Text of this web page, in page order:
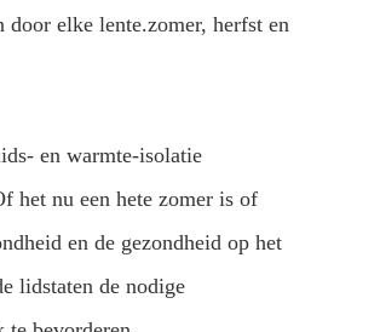
door elke lente.zomer, herfst en
en warmte-isolatie
het nu een hete zomer is of
en de gezondheid op het
lidstaten de nodige